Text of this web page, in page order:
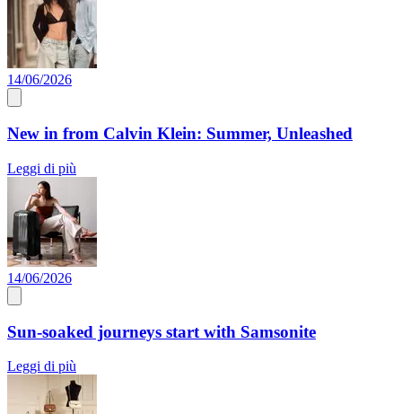
14/06/2026
New in from Calvin Klein: Summer, Unleashed
Leggi di più
14/06/2026
Sun-soaked journeys start with Samsonite
Leggi di più